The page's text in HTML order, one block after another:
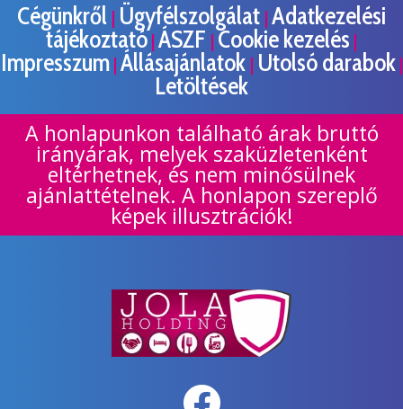
Cégünkről | Ügyfélszolgálat | Adatkezelési
tájékoztató | ÁSZF | Cookie kezelés |
Impresszum| Állásajánlatok | Utolsó darabok|
Letöltések
A honlapunkon található árak bruttó
irányárak, melyek szaküzletenként
eltérhetnek, és nem minősülnek
ajánlattételnek. A honlapon szereplő
képek illusztrációk!